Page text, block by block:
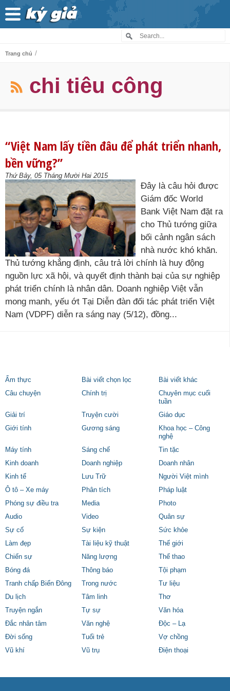
Trang chủ /
chi tiêu công
“Việt Nam lấy tiền đâu để phát triển nhanh,
bền vững?”
Thứ Bảy, 05 Tháng Mười Hai 2015
Đây là câu hỏi được
Giám đốc World
Bank Việt Nam đặt ra
cho Thủ tướng giữa
bối cảnh ngân sách
nhà nước khó khăn.
Thủ tướng khẳng định, câu trả lời chính là huy động
nguồn lực xã hội, và quyết định thành bại của sự nghiệp
phát triển chính là nhân dân. Doanh nghiệp Việt vẫn
mong manh, yếu ớt Tại Diễn đàn đối tác phát triển Việt
Nam (VDPF) diễn ra sáng nay (5/12), đồng...
Ẩm thực Bài viết chọn lọc
Bài viết khác
Câu chuyện
Chính trị
Chuyên mục cuối
tuần
Giải trí
Truyện cười
Giáo dục
Giới tính
Gương sáng
Khoa học – Công
nghệ
Máy tính
Sáng chế
Tin tặc
Kinh doanh
Doanh nghiệp
Doanh nhân
Kinh tế
Lưu Trữ
Người Việt mình
Ô tô – Xe máy
Phân tích
Pháp luật
Phóng sự điều tra
Media
Photo
Audio
Video
Quân sự
Sự cố
Sự kiện
Sức khỏe
Làm đẹp
Tài liệu kỹ thuật
Thế giới
Chiến sự
Năng lượng
Thể thao
Bóng đá
Thông báo
Tội phạm
Tranh chấp Biển Đông
Trong nước
Tư liệu
Du lịch
Tâm linh
Thơ
Truyện ngắn
Tự sự
Văn hóa
Đắc nhân tâm
Văn nghệ
Độc – Lạ
Đời sống
Tuổi trẻ
Vợ chồng
Vũ khí
Vũ trụ Điện thoại